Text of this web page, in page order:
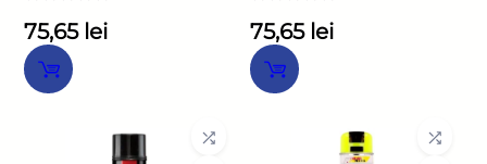
Evaluat
la
0
75,65 lei
Evaluat
la
0
75,65 lei